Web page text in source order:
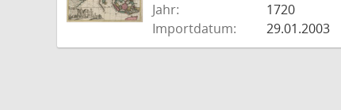
Jahr:
1720
Importdatum:
29.01.2003